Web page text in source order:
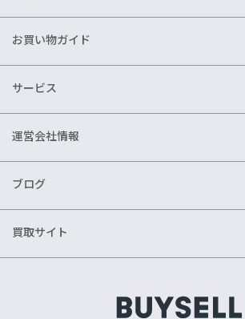
お買い物ガイド
サービス
運営会社情報
ブログ
買取サイト